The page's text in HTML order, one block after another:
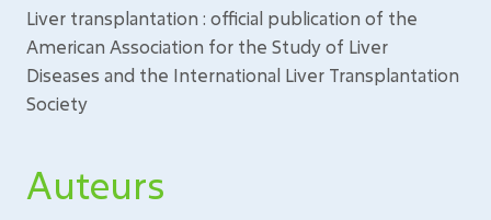
Liver transplantation : official publication of the
American Association for the Study of Liver
Diseases and the International Liver Transplantation
Society
Auteurs